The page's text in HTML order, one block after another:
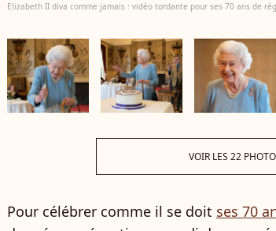
Elizabeth II diva comme jamais : vidéo tordante pour ses 70 ans de
VOIR LES 22
Pour célébrer comme il se doit ses 70